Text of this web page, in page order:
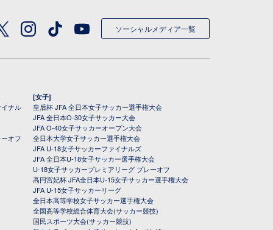
ソーシャルメディア一覧
ナル
オフ
[女子]
皇后杯 JFA 全日本女子サッカー選手権大会
JFA 全日本O-30女子サッカー大会
JFA O-40女子サッカーオープン大会
全日本大学女子サッカー選手権大会
JFA U-18女子サッカーファイナルズ
JFA 全日本U-18女子サッカー選手権大会
U-18女子サッカープレミアリーグ プレーオフ
高円宮妃杯 JFA全日本U-15女子サッカー選手権大会
JFA U-15女子サッカーリーグ
全日本高等学校女子サッカー選手権大会
全国高等学校総合体育大会(サッカー競技)
国民スポーツ大会(サッカー競技)